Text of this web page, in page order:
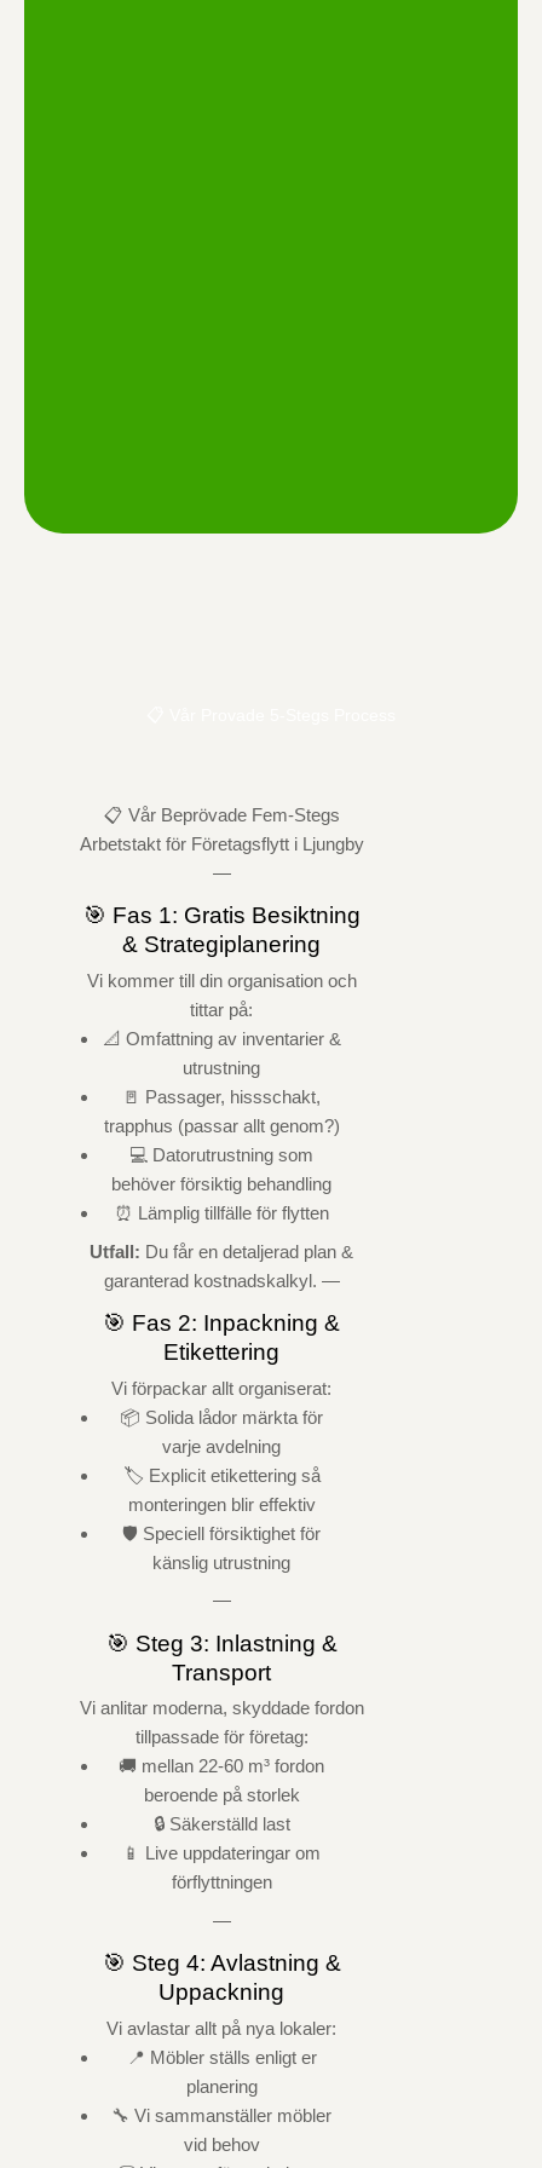
📋 Vår Beprövade Fem-Stegs
Arbetstakt för Företagsflytt i Ljungby
—
🎯 Fas 1: Gratis Besiktning
& Strategiplanering
Vi kommer till din organisation och
tittar på:
📐 Omfattning av inventarier &
utrustning
🚪 Passager, hissschakt,
trapphus (passar allt genom?)
💻 Datorutrustning som
behöver försiktig behandling
⏰ Lämplig tillfälle för flytten
Utfall: Du får en detaljerad plan &
garanterad kostnadskalkyl. —
🎯 Fas 2: Inpackning &
Etikettering
Vi förpackar allt organiserat:
📦 Solida lådor märkta för
varje avdelning
🏷️ Explicit etikettering så
monteringen blir effektiv
🛡️ Speciell försiktighet för
känslig utrustning
—
🎯 Steg 3: Inlastning &
Transport
Vi anlitar moderna, skyddade fordon
tillpassade för företag:
🚚 mellan 22-60 m³ fordon
beroende på storlek
🔒 Säkerställd last
📱 Live uppdateringar om
förflyttningen
—
🎯 Steg 4: Avlastning &
Uppackning
Vi avlastar allt på nya lokaler:
📍 Möbler ställs enligt er
planering
🔧 Vi sammanställer möbler
vid behov